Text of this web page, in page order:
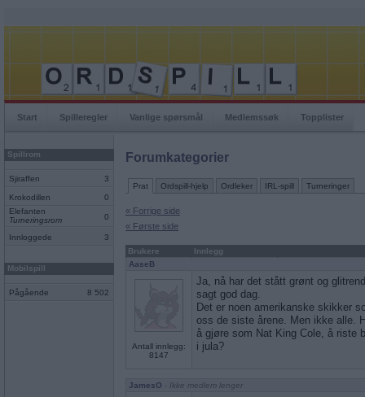
Start Spilleregler Vanlige spørsmål Medlemssøk Topplister
Spillrom
Sjiraffen 3
Krokodillen
0
Elefanten
Turneringsrom
0
Innloggede 3
Mobilspill
Pågående 8 502
Forumkategorier
Prat Ordspill-hjelp Ordleker IRL-spill Turneringer
« Forrige side
« Første side
Brukere
Innlegg
AaseB
Antall innlegg:
8147
Ja, nå har det stått grønt og
sagt god dag.
Det er noen amerikanske skikker
oss de siste årene. Men ikke alle.
å gjøre som Nat King Cole, å riste
i jula?
JamesO - Ikke medlem lenger